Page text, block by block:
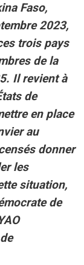
Faso,
2023,
trois pays
de la
Il revient à
de
en place
au
donner
les
situation,
de